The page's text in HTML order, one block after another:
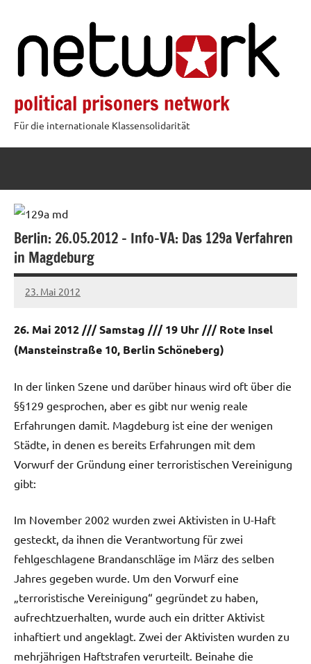
springen
political prisoners network
Für die internationale Klassensolidarität
Berlin: 26.05.2012 – Info-VA: Das 129a Verfahren
in Magdeburg
23. Mai 2012
admin
26. Mai 2012 /// Samstag /// 19 Uhr /// Rote Insel
(Mansteinstraße 10, Berlin Schöneberg)
In der linken Szene und darüber hinaus wird oft über die
§§129 gesprochen, aber es gibt nur wenig reale
Erfahrungen damit. Magdeburg ist eine der wenigen
Städte, in denen es bereits Erfahrungen mit dem
Vorwurf der Gründung einer terroristischen Vereinigung
gibt:
Im November 2002 wurden zwei Aktivisten in U-Haft
gesteckt, da ihnen die Verantwortung für zwei
fehlgeschlagene Brandanschläge im März des selben
Jahres gegeben wurde. Um den Vorwurf eine
„terroristische Vereinigung“ gegründet zu haben,
aufrechtzuerhalten, wurde auch ein dritter Aktivist
inhaftiert und angeklagt. Zwei der Aktivisten wurden zu
mehrjährigen Haftstrafen verurteilt. Beinahe die